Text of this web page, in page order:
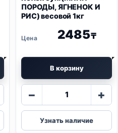
ПОРОДЫ, ЯГНЕНОК И
РИС) весовой 1кг
2485₸
В корзину
−
Количество
Reflex
сух.
+
Узнать наличие